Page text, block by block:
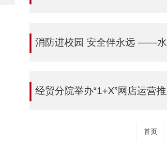
消防进校园 安全伴永远 ——水
经贸分院举办“1+X”网店运营
首页